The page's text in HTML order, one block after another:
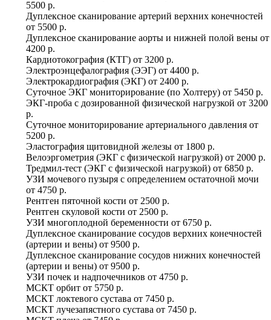
5500 р.
Дуплексное сканирование артерий верхних конечностей
от 5500 р.
Дуплексное сканирование аорты и нижней полой вены от
4200 р.
Кардиотокография (КТГ) от 3200 р.
Электроэнцефалография (ЭЭГ) от 4400 р.
Электрокардиография (ЭКГ) от 2400 р.
Суточное ЭКГ мониторирование (по Холтеру) от 5450 р.
ЭКГ-проба с дозированной физической нагрузкой от 3200
р.
Суточное мониторирование артериального давления от
5200 р.
Эластография щитовидной железы от 1800 р.
Велоэргометрия (ЭКГ с физической нагрузкой) от 2000 р.
Тредмил-тест (ЭКГ с физической нагрузкой) от 6850 р.
УЗИ мочевого пузыря с определением остаточной мочи
от 4750 р.
Рентген пяточной кости от 2500 р.
Рентген скуловой кости от 2500 р.
УЗИ многоплодной беременности от 6750 р.
Дуплексное сканирование сосудов верхних конечностей
(артерии и вены) от 9500 р.
Дуплексное сканирование сосудов нижних конечностей
(артерии и вены) от 9500 р.
УЗИ почек и надпочечников от 4750 р.
МСКТ орбит от 5750 р.
МСКТ локтевого сустава от 7450 р.
МСКТ лучезапястного сустава от 7450 р.